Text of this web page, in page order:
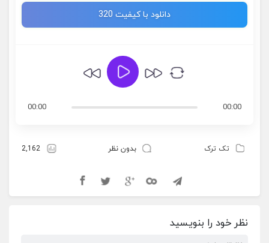
دانلود با کیفیت 320
00:00
00:00
تک ترک بدون نظر 2,162
نظر خود را بنویسید